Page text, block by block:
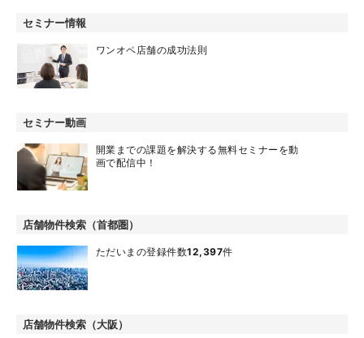
セミナー情報
ワンオペ店舗の成功法則
セミナー動画
開業までの課題を解決する無料セミナーを動
画で配信中！
店舗物件検索（首都圏）
ただいまの登録件数12,397件
店舗物件検索（大阪）